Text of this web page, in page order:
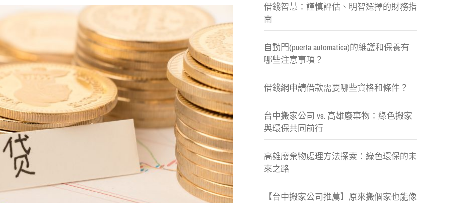
借錢智慧：謹慎評估、明智選擇的財務指
南
自動門(puerta automatica)的維護和保養有
哪些注意事項？
借錢網申請借款需要哪些資格和條件？
台中搬家公司 vs. 高雄廢棄物：綠色搬家
與環保共同前行
高雄廢棄物處理方法探索：綠色環保的未
來之路
【台中搬家公司推薦】原來搬個家也能像